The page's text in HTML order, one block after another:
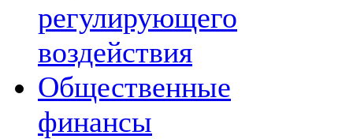
регулирующего
воздействия
Общественные
финансы